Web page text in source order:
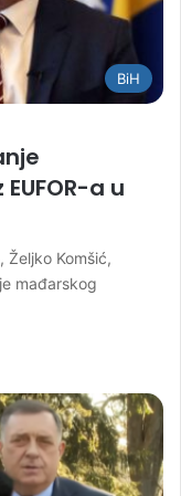
BiH
a u
Željko Komšić,
mađarskog